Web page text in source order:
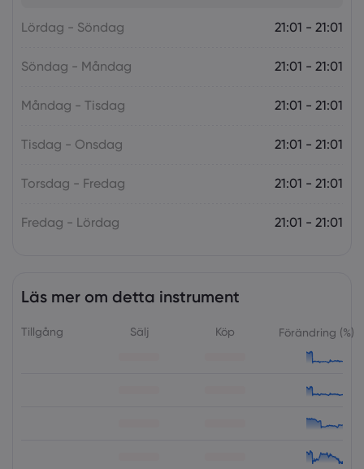
Lördag - Söndag 21:01 - 21:01
Söndag - Måndag 21:01 - 21:01
Måndag - Tisdag 21:01 - 21:01
Tisdag - Onsdag 21:01 - 21:01
Torsdag - Fredag 21:01 - 21:01
Fredag - Lördag 21:01 - 21:01
Läs mer om detta instrument
Tillgång Sälj Köp Förändring (%)